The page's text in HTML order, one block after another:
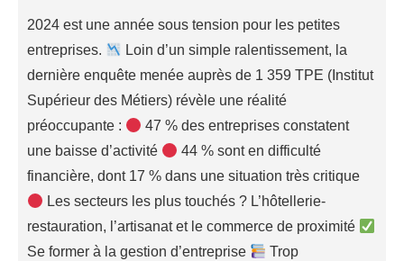
2024 est une année sous tension pour les petites
entreprises.
Loin d’un simple ralentissement, la
dernière enquête menée auprès de 1 359 TPE (Institut
Supérieur des Métiers) révèle une réalité
préoccupante :
47 % des entreprises constatent
une baisse d’activité
44 % sont en difficulté
financière, dont 17 % dans une situation très critique
Les secteurs les plus touchés ? L’hôtellerie-
restauration, l’artisanat et le commerce de proximité
Se former à la gestion d’entreprise
Trop